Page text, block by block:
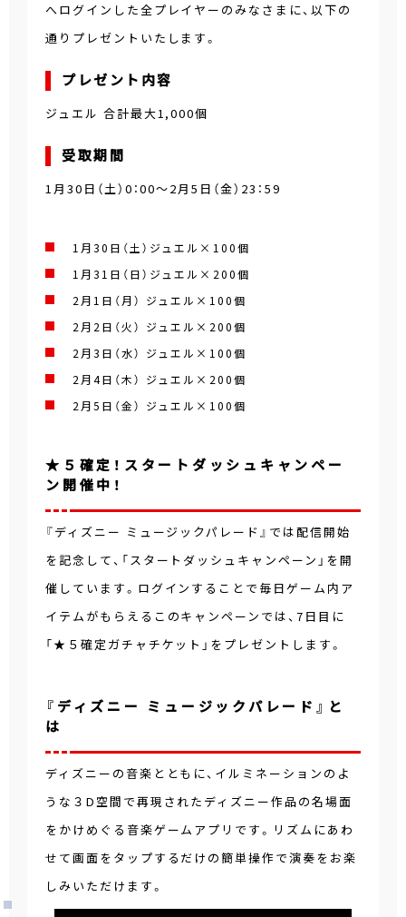
へログインした全プレイヤーのみなさまに、以下の
通りプレゼントいたします。
プレゼント内容
ジュエル 合計最大1,000個
受取期間
1月30日（土）0：00～2月5日（金）23：59
1月30日（土）ジュエル×100個
1月31日（日）ジュエル×200個
2月1日（月） ジュエル×100個
2月2日（火） ジュエル×200個
2月3日（水） ジュエル×100個
2月4日（木） ジュエル×200個
2月5日（金） ジュエル×100個
★５確定！スタートダッシュキャンペー
ン開催中！
『ディズニー ミュージックパレード』では配信開始
を記念して、「スタートダッシュキャンペーン」を開
催しています。ログインすることで毎日ゲーム内ア
イテムがもらえるこのキャンペーンでは、7日目に
「★５確定ガチャチケット」をプレゼントします。
『ディズニー ミュージックパレード』と
は
ディズニーの音楽とともに、イルミネーションのよ
うな３D空間で再現されたディズニー作品の名場面
をかけめぐる音楽ゲームアプリです。リズムにあわ
せて画面をタップするだけの簡単操作で演奏をお楽
しみいただけます。